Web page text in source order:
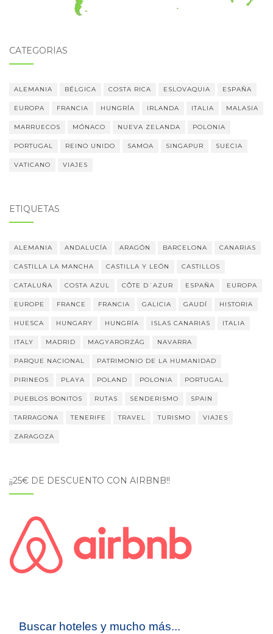
CATEGORÍAS
ALEMANIA BÉLGICA COSTA RICA ESLOVAQUIA ESPAÑA
EUROPA FRANCIA HUNGRÍA IRLANDA ITALIA MALASIA
MARRUECOS MÓNACO NUEVA ZELANDA POLONIA
PORTUGAL REINO UNIDO SAMOA SINGAPUR SUECIA
VATICANO VIAJES
ETIQUETAS
ALEMANIA ANDALUCÍA ARAGÓN BARCELONA CANARIAS
CASTILLA LA MANCHA CASTILLA Y LEÓN CASTILLOS
CATALUÑA COSTA AZUL CÔTE D´AZUR ESPAÑA EUROPA
EUROPE FRANCE FRANCIA GALICIA GAUDÍ HISTORIA
HUESCA HUNGARY HUNGRÍA ISLAS CANARIAS ITALIA
ITALY MADRID MAGYARORZÁG NAVARRA
PARQUE NACIONAL PATRIMONIO DE LA HUMANIDAD
PIRINEOS PLAYA POLAND POLONIA PORTUGAL
PUEBLOS BONITOS RUTAS SENDERISMO SPAIN
TARRAGONA TENERIFE TRAVEL TURISMO VIAJES
ZARAGOZA
¡¡25€ DE DESCUENTO CON AIRBNB!!
Buscar hoteles y mucho más...